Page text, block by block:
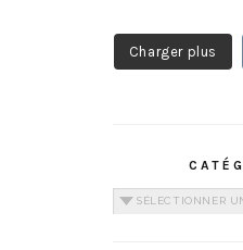
Charger plus
Catégories